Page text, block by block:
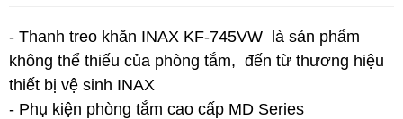
- Thanh treo khăn INAX KF-745VW là sản phẩm
không thể thiếu của phòng tắm, đến từ thương hiệu
thiết bị vệ sinh INAX
- Phụ kiện phòng tắm cao cấp MD Series